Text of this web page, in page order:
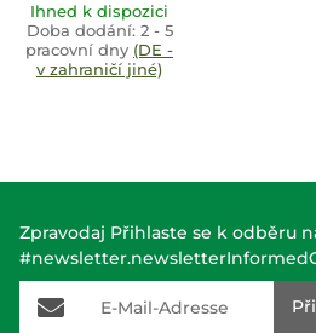
Ihned k dispozici
Doba dodání: 2 - 5
pracovní dny (DE -
v zahraničí jiné)
Zpravodaj Přihlaste se k odběru
E-Mail-Adresse